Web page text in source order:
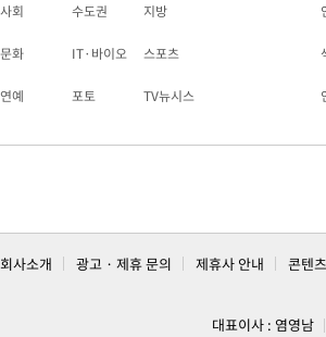
사회 수도권 지방
문화 IT·바이오 스포츠
연예 포토 TV뉴시스
회사소개 광고 · 제휴 문의 제휴사 안내 콘텐
대표이사 : 염영남